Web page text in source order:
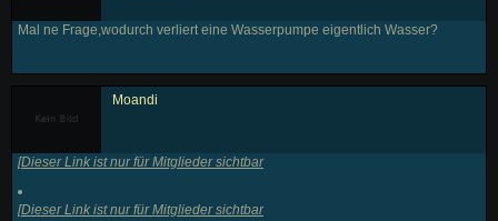
Mal ne Frage,wodurch verliert eine Wasserpumpe eigentlich Wasser?
Moandi
[Dieser Link ist nur für Mitglieder sichtbar
[Dieser Link ist nur für Mitglieder sichtbar